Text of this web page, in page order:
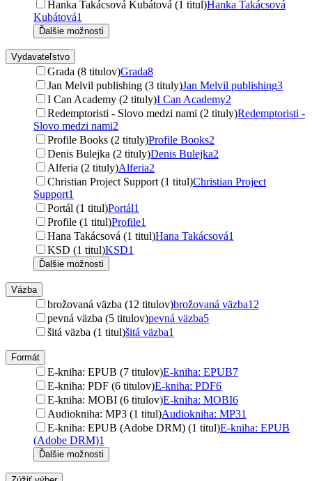
Hanka Takácsová Kubátová (1 titul)Hanka Takácsová
Kubátová1
Ďalšie možnosti
Vydavateľstvo
Grada (8 titulov)Grada8
Jan Melvil publishing (3 tituly)Jan Melvil publishing3
I Can Academy (2 tituly)I Can Academy2
Redemptoristi - Slovo medzi nami (2 tituly)Redemptoristi -
Slovo medzi nami2
Profile Books (2 tituly)Profile Books2
Denis Bulejka (2 tituly)Denis Bulejka2
Alferia (2 tituly)Alferia2
Christian Project Support (1 titul)Christian Project
Support1
Portál (1 titul)Portál1
Profile (1 titul)Profile1
Hana Takácsová (1 titul)Hana Takácsová1
KSD (1 titul)KSD1
Ďalšie možnosti
Väzba
brožovaná väzba (12 titulov)brožovaná väzba12
pevná väzba (5 titulov)pevná väzba5
šitá väzba (1 titul)šitá väzba1
Formát
E-kniha: EPUB (7 titulov)E-kniha: EPUB7
E-kniha: PDF (6 titulov)E-kniha: PDF6
E-kniha: MOBI (6 titulov)E-kniha: MOBI6
Audiokniha: MP3 (1 titul)Audiokniha: MP31
E-kniha: EPUB (Adobe DRM) (1 titul)E-kniha: EPUB
(Adobe DRM)1
Ďalšie možnosti